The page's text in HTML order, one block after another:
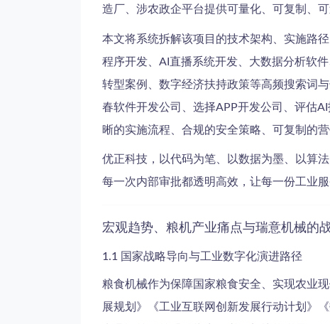
造厂、涉农政企平台提供可量化、可复制、
本文将系统拆解该项目的技术架构、实施路
程序开发、AI直播系统开发、大数据分析软
转型案例、数字经济扶持政策等高频搜索词
春软件开发公司、选择APP开发公司、评估
晰的实施流程、合规的安全策略、可复制的
优正科技，以代码为笔、以数据为墨、以算
每一次内部审批都透明高效，让每一份工业
宏观趋势、粮机产业痛点与瑞意机械的
1.1 国家战略导向与工业数字化演进路径
粮食机械作为保障国家粮食安全、实现农业
展规划》《工业互联网创新发展行动计划》